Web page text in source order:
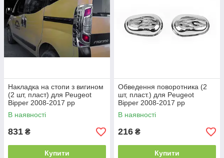
Накладка на стопи з вигином
(2 шт, пласт) для Peugeot
Bipper 2008-2017 рр
В наявності
831 ₴
Купити
Обведення поворотника (2
шт, пласт.) для Peugeot
Bipper 2008-2017 рр
В наявності
216 ₴
Купити